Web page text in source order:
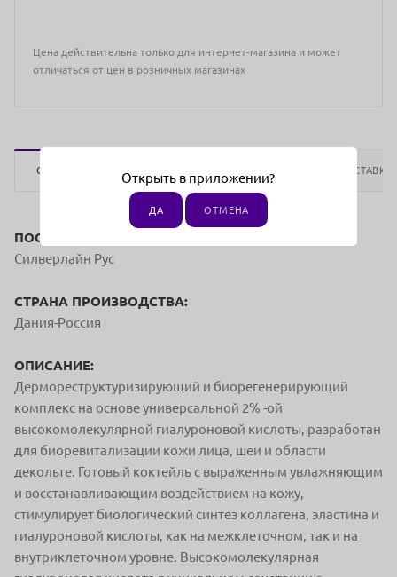
Цена действительна только для интернет-магазина и может
отличаться от цен в розничных магазинах
ОПИСАНИЕ ДОСТАВКА
ПОСТАВЩИК:
Силверлайн Рус
СТРАНА ПРОИЗВОДСТВА:
Дания-Россия
ОПИСАНИЕ:
Дермореструктуризирующий и биорегенерирующий
комплекс на основе универсальной 2% -ой
высокомолекулярной гиалуроновой кислоты, разработан
для биоревитализации кожи лица, шеи и области
декольте. Готовый коктейль с выраженным увлажняющим
и восстанавливающим воздействием на кожу,
стимулирует биологический синтез коллагена, эластина и
гиалуроновой кислоты, как на межклеточном, так и на
внутриклеточном уровне. Высокомолекулярная
Открыть в приложении?
ДА ОТМЕНА